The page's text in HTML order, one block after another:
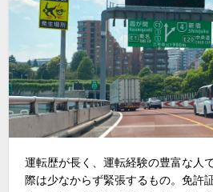
運転歴が長く、運転経験の豊富な人
際は少なからず緊張するもの。免許